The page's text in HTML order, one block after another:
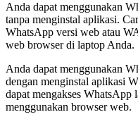
Anda dapat menggunakan
tanpa menginstal aplikasi.
WhatsApp versi web atau
web browser di laptop Anda.
Anda dapat menggunakan
dengan menginstal aplikasi
dapat mengakses WhatsApp
menggunakan browser web.